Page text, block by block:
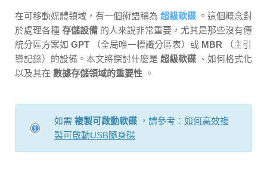
在可移動媒體領域，有一個術語稱為 超級軟碟 。這個概念對
於處理各種 存儲設備 的人來說非常重要，尤其是那些沒有傳
統分區方案如 GPT （全局唯一標識分區表）或 MBR （主引
導記錄）的設備。本文將探討什麼是 超級軟碟 、如何格式化
以及其在 數據存儲領域的重要性 。
如需 複製可啟動軟碟 ，請參考： 如何高效複
製可啟動USB隨身碟